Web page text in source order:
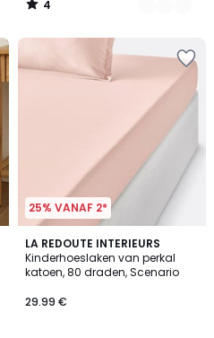
4
/
25% VANAF 2*
LA REDOUTE INTERIEURS
Kinderhoeslaken van perkal
katoen, 80 draden, Scenario
29.99 €
4.8
/ 5
20
Kleuren